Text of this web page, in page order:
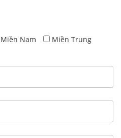
Miền Nam Miền Trung